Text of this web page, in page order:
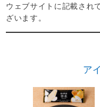
ウェブサイトに記載され
ざいます。
ア